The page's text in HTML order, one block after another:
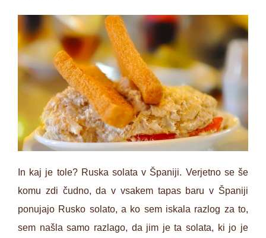
In kaj je tole? Ruska solata v Španiji. Verjetno se še
komu zdi čudno, da v vsakem tapas baru v Španiji
ponujajo Rusko solato, a ko sem iskala razlog za to,
sem našla samo razlago, da jim je ta solata, ki jo je